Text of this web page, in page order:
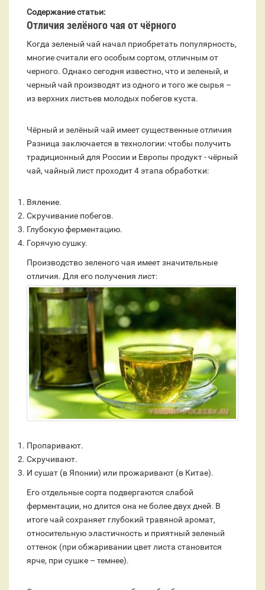
Содержание статьи:
Отличия зелёного чая от чёрного
Когда зеленый чай начал приобретать популярность,
многие считали его особым сортом, отличным от
черного. Однако сегодня известно, что и зеленый, и
черный чай производят из одного и того же сырья –
из верхних листьев молодых побегов куста.
Чёрный и зелёный чай имеет существенные отличия
Разница заключается в технологии: чтобы получить
традиционный для России и Европы продукт - чёрный
чай, чайный лист проходит 4 этапа обработки:
Вяление.
Скручивание побегов.
Глубокую ферментацию.
Горячую сушку.
Производство зеленого чая имеет значительные
отличия. Для его получения лист:
Пропаривают.
Скручивают.
И сушат (в Японии) или прожаривают (в Китае).
Его отдельные сорта подвергаются слабой
ферментации, но длится она не более двух дней. В
итоге чай сохраняет глубокий травяной аромат,
относительную эластичность и приятный зеленый
оттенок (при обжаривании цвет листа становится
ярче, при сушке – темнее).